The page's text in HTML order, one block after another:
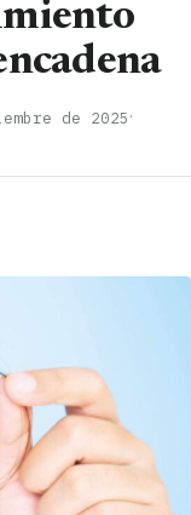
de 2025·